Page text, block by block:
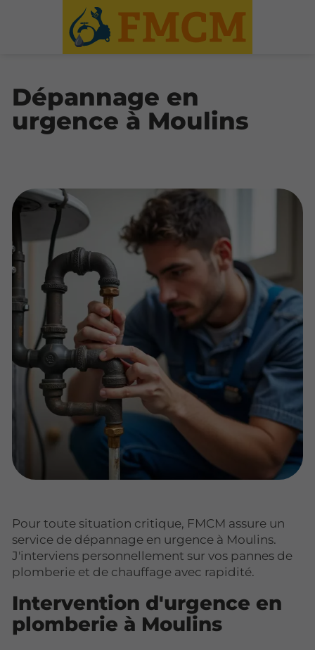
Dépannage en
urgence à Moulins
Pour toute situation critique, FMCM assure un
service de dépannage en urgence à Moulins.
J'interviens personnellement sur vos pannes de
plomberie et de chauffage avec rapidité.
Intervention d'urgence en
plomberie à Moulins